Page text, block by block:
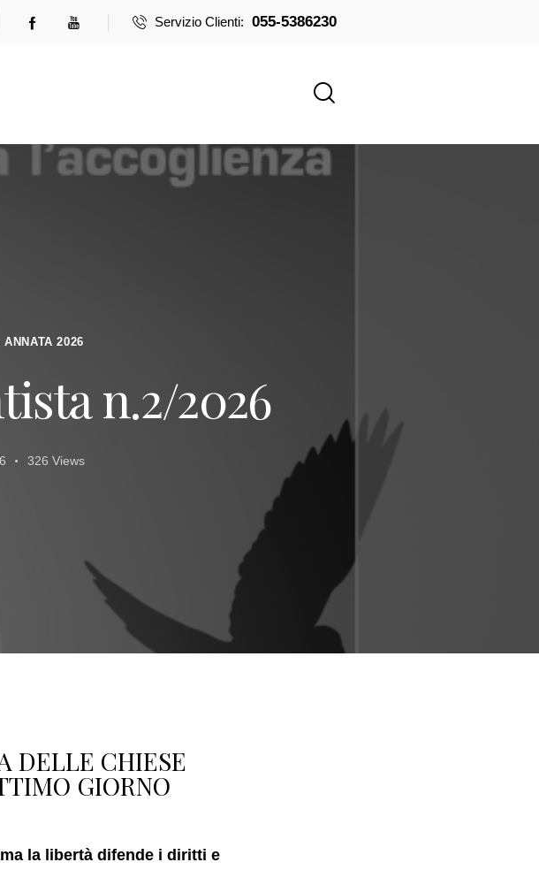
Servizio Clienti: 055-5386230
2026
n.2/2026
326 Views
DELLE CHIESE
GIORNO
la libertà difende i diritti e